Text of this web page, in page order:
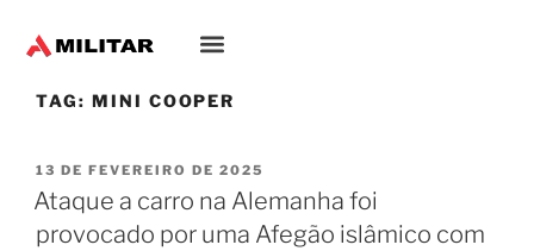
TAG: MINI COOPER
13 DE FEVEREIRO DE 2025
Ataque a carro na Alemanha foi
provocado por uma Afegão islâmico com